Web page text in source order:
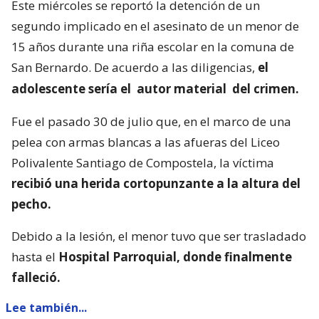
Este miércoles se reportó la detención de un
segundo implicado en el asesinato de un menor de
15 años durante una riña escolar en la comuna de
San Bernardo. De acuerdo a las diligencias, el
adolescente sería el autor material del crimen.
Fue el pasado 30 de julio que, en el marco de una
pelea con armas blancas a las afueras del Liceo
Polivalente Santiago de Compostela, la víctima
recibió una herida cortopunzante a la altura del
pecho.
Debido a la lesión, el menor tuvo que ser trasladado
hasta el Hospital Parroquial, donde finalmente
falleció.
Lee también...